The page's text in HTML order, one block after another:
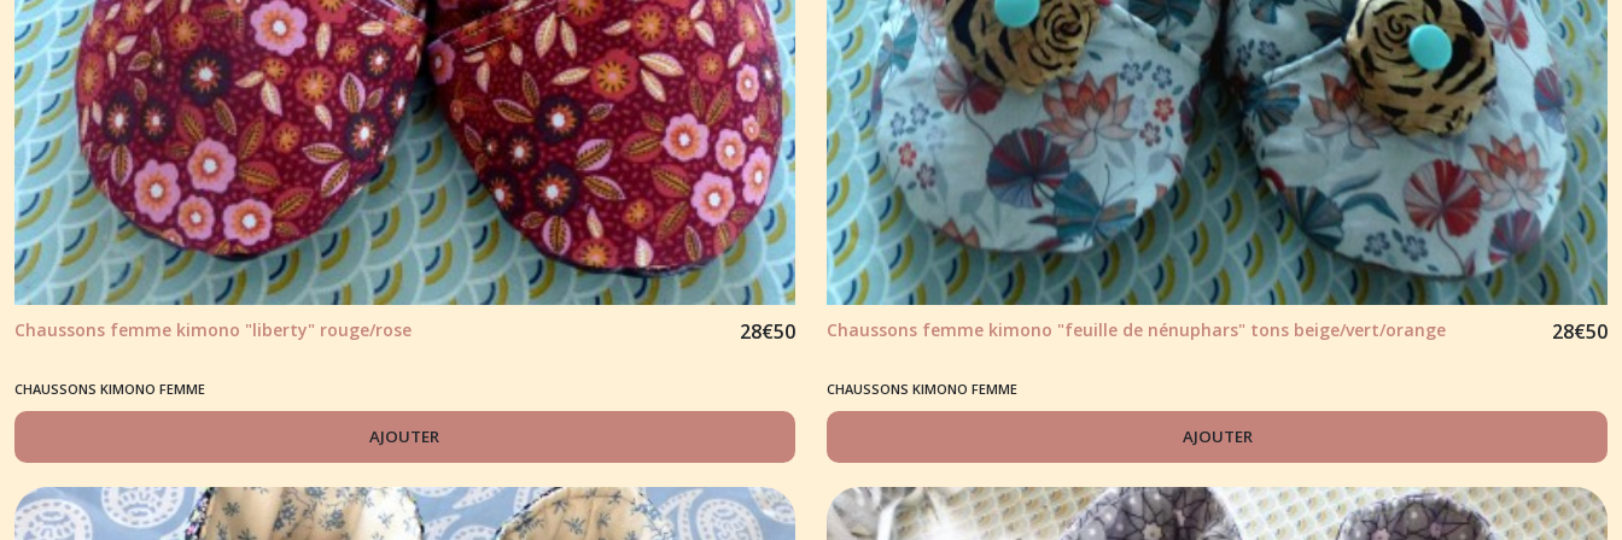
Chaussons femme kimono "liberty" rouge/rose 28€50
CHAUSSONS KIMONO FEMME
AJOUTER
Chaussons femme kimono "feuille de nénuphars" tons beige/vert/orange 28€50
CHAUSSONS KIMONO FEMME
AJOUTER